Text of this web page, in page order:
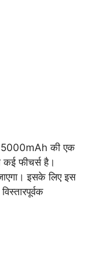
5000mAh की एक
फीचर्स है।
इसके लिए इस